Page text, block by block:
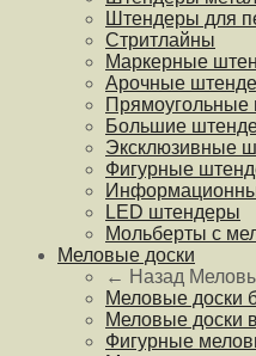
Штендеры для
Стритлайны
Маркерные
Арочные
Большие
Эксклюзивные
Фигурные
LED штендеры
Мольберты с
Меловые доски
← Назад
Меловые доски
Меловые доски
Фигурные